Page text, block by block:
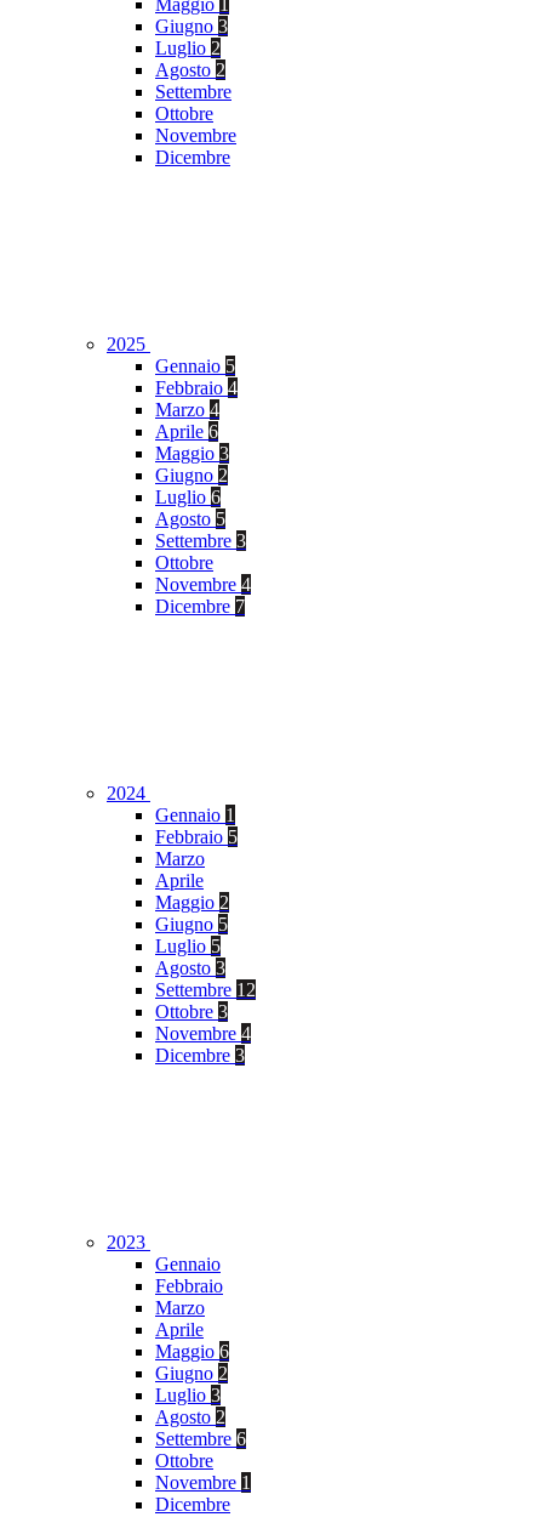
Maggio
Giugno 3
Luglio 2
Agosto 2
Settembre
Ottobre
Novembre
Dicembre
2025
Gennaio 5
Febbraio 4
Marzo 4
Aprile 6
Maggio 3
Giugno 2
Luglio 6
Agosto 5
Settembre 3
Ottobre
Novembre 4
Dicembre 7
2024
Gennaio 1
Febbraio 5
Marzo
Aprile
Maggio 2
Giugno 5
Luglio 5
Agosto 3
Settembre 12
Ottobre 3
Novembre 4
Dicembre 3
2023
Gennaio
Febbraio
Marzo
Aprile
Maggio 6
Giugno 2
Luglio 3
Agosto 2
Settembre 6
Ottobre
Novembre 1
Dicembre